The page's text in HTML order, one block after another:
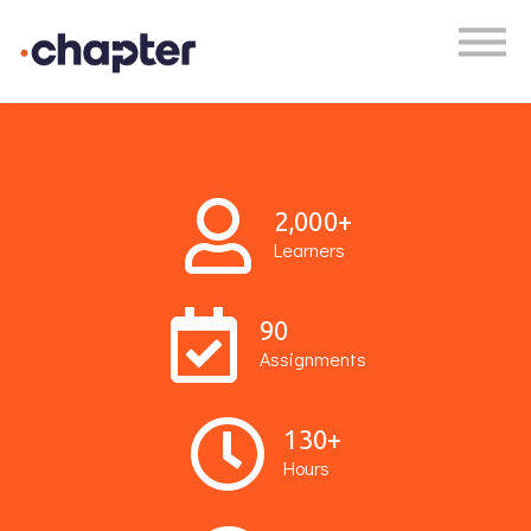
Plan een gesprek
2,000+
Learners
90
Assignments
130+
Hours